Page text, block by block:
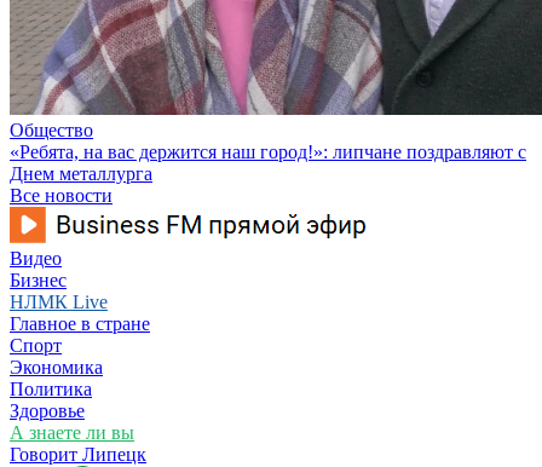
Общество
«Ребята, на вас держится наш город!»: липчане поздравляют с
Днем металлурга
Все новости
Видео
Бизнес
НЛМК Live
Главное в стране
Спорт
Экономика
Политика
Здоровье
А знаете ли вы
Говорит Липецк